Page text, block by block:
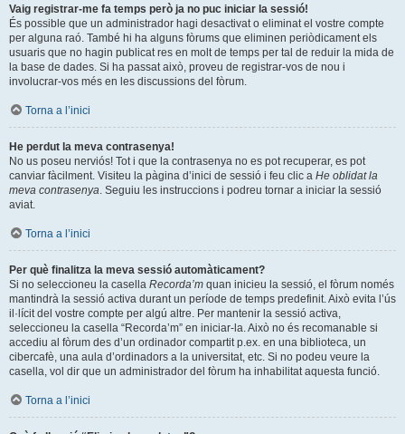
Vaig registrar-me fa temps però ja no puc iniciar la sessió!
És possible que un administrador hagi desactivat o eliminat el vostre compte
per alguna raó. També hi ha alguns fòrums que eliminen periòdicament els
usuaris que no hagin publicat res en molt de temps per tal de reduir la mida de
la base de dades. Si ha passat això, proveu de registrar-vos de nou i
involucrar-vos més en les discussions del fòrum.
Torna a l’inici
He perdut la meva contrasenya!
No us poseu nerviós! Tot i que la contrasenya no es pot recuperar, es pot
canviar fàcilment. Visiteu la pàgina d’inici de sessió i feu clic a He oblidat la
meva contrasenya. Seguiu les instruccions i podreu tornar a iniciar la sessió
aviat.
Torna a l’inici
Per què finalitza la meva sessió automàticament?
Si no seleccioneu la casella Recorda’m quan inicieu la sessió, el fòrum només
mantindrà la sessió activa durant un període de temps predefinit. Això evita l’ús
il·lícit del vostre compte per algú altre. Per mantenir la sessió activa,
seleccioneu la casella “Recorda’m” en iniciar-la. Això no és recomanable si
accediu al fòrum des d’un ordinador compartit p.ex. en una biblioteca, un
cibercafè, una aula d’ordinadors a la universitat, etc. Si no podeu veure la
casella, vol dir que un administrador del fòrum ha inhabilitat aquesta funció.
Torna a l’inici